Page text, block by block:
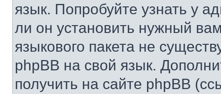
язык. Попробуйте узнать у
ли он установить нужный
языкового пакета не
phpBB на свой язык.
получить на сайте phpBB